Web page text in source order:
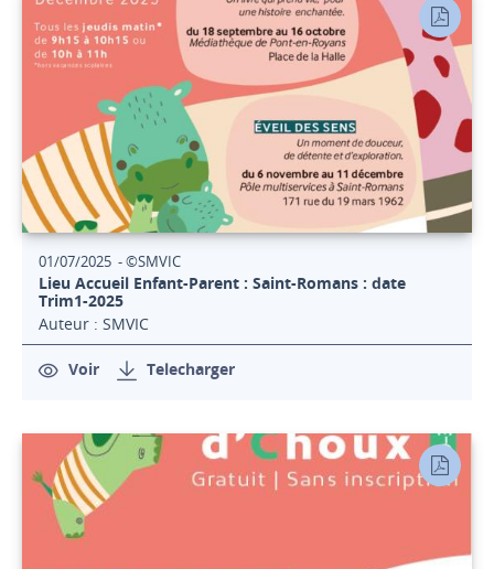
01/07/2025 - ©SMVIC
Lieu Accueil Enfant-Parent : Saint-Romans : date
Trim1-2025
Auteur : SMVIC
Voir Telecharger